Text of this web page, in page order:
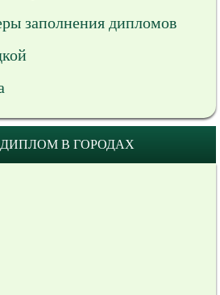
заполнения дипломов
В ГОРОДАХ